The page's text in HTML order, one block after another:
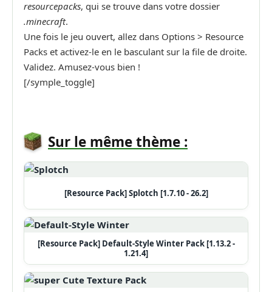
resourcepacks, qui se trouve dans votre dossier
.minecraft.
Une fois le jeu ouvert, allez dans Options > Resource
Packs et activez-le en le basculant sur la file de droite.
Validez. Amusez-vous bien !
[/symple_toggle]
Sur le même thème :
[Resource Pack] Splotch [1.7.10 - 26.2]
[Resource Pack] Default-Style Winter Pack [1.13.2 -
1.21.4]